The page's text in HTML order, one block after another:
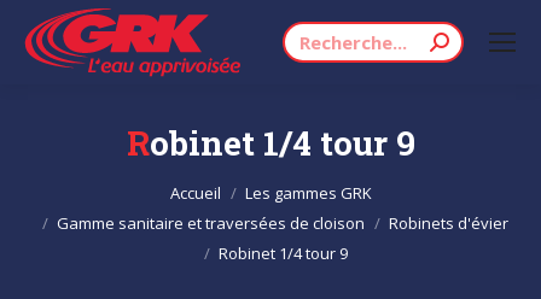
Recherche
Robinet 1/4 tour 9
Accueil
Les gammes GRK
Gamme sanitaire et traversées de cloison
Robinets d'évier
Robinet 1/4 tour 9